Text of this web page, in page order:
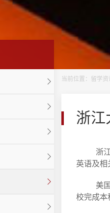
当前位置： 留学资
浙江
浙江大
英语及相
美国加
校完成本